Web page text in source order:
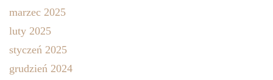
marzec 2025
luty 2025
styczeń 2025
grudzień 2024